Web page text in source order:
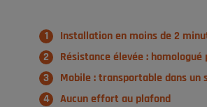
Installation en moins de 2
Résistance élevée :
Mobile : transportable dans un
Aucun effort au plafond